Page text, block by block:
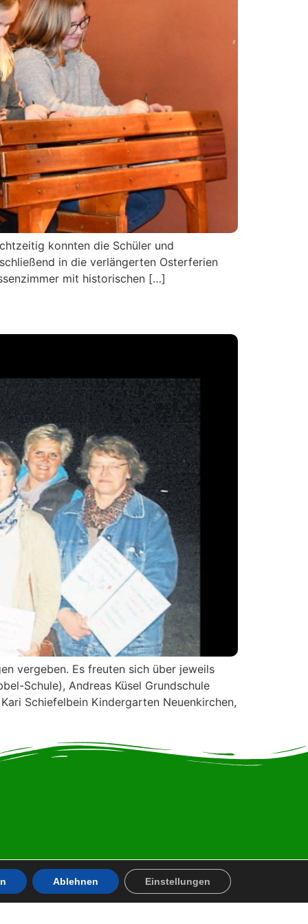
konnten die Schüler und
in die verlängerten Osterferien
mit historischen […]
vergeben. Es freuten sich über jeweils
Schule), Andreas Küsel Grundschule
Schiefelbein Kindergarten Neuenkirchen,
Ablehnen Einstellungen